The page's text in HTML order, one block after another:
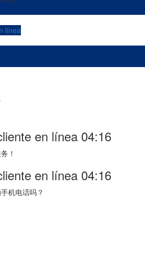
línea
en línea 04:16
！
en línea 04:16
机电话吗？